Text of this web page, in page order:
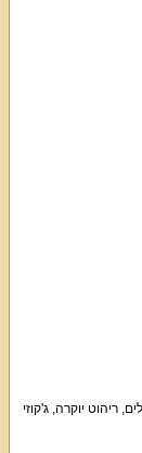
ריהוט יוקרה, ג'קוזי